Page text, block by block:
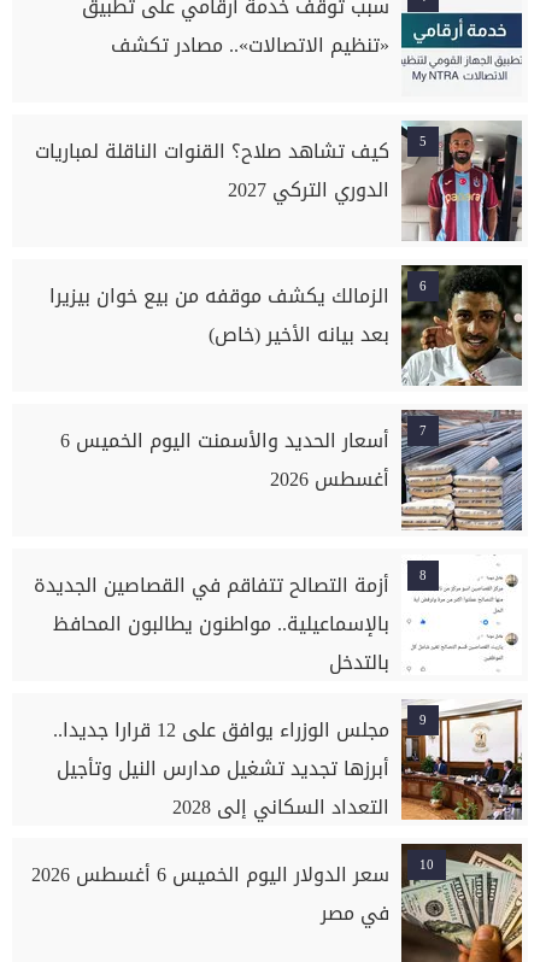
«تنظيم الاتصالات».. مصادر تكشف
5
كيف تشاهد صلاح؟ القنوات الناقلة لمباريات
الدوري التركي 2027
6
الزمالك يكشف موقفه من بيع خوان بيزيرا
بعد بيانه الأخير (خاص)
7
أسعار الحديد والأسمنت اليوم الخميس 6
أغسطس 2026
8
أزمة التصالح تتفاقم في القصاصين الجديدة
بالإسماعيلية.. مواطنون يطالبون المحافظ
بالتدخل
9
مجلس الوزراء يوافق على 12 قرارا جديدا..
أبرزها تجديد تشغيل مدارس النيل وتأجيل
التعداد السكاني إلى 2028
10
سعر الدولار اليوم الخميس 6 أغسطس 2026
في مصر